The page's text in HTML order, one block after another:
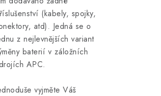
(kabely, spojky,
atd). Jedná se o
z nejlevnějších variant
baterií v záložních
APC.
vyjměte Váš